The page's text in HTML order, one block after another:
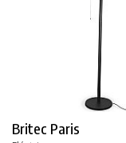
Britec Paris